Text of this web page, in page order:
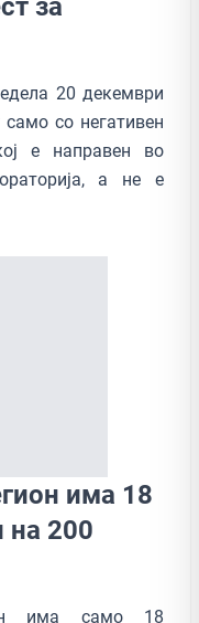
за
20 декември
со негативен
е направен во
а не е
има 18
на 200
има само 18